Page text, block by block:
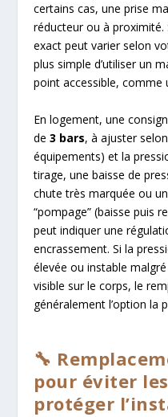
certains cas, une prise
réducteur ou à
exact peut varier selon
plus simple d’utiliser un
point accessible, comme
En logement, une
de3 bars, à ajuster
équipements) et la
tirage, une baisse de
chute très marquée ou
“pompage” (baisse puis
peut indiquer une
encrassement. Si la
élevée ou instable
visible sur le corps, le
généralement l’option la
🔧
pour éviter
protéger